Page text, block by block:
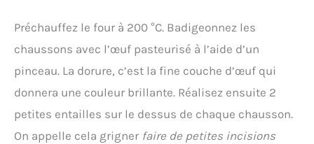
Préchauffez le four à 200 °C. Badigeonnez les
chaussons avec l’œuf pasteurisé à l’aide d’un
pinceau. La dorure, c’est la fine couche d’œuf qui
donnera une couleur brillante. Réalisez ensuite 2
petites entailles sur le dessus de chaque chausson.
On appelle cela grigner faire de petites incisions